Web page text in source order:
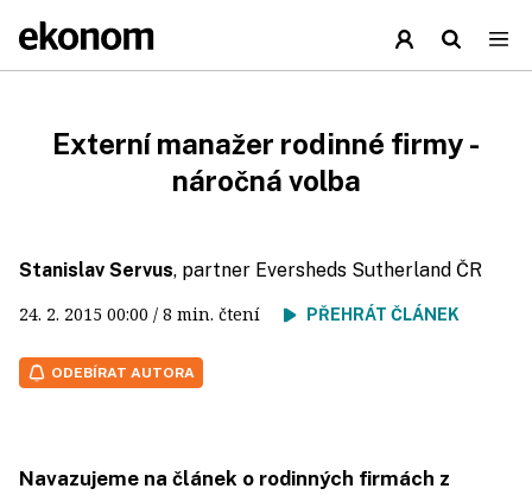
Externí manažer rodinné firmy -
náročná volba
Stanislav Servus, partner Eversheds Sutherland ČR
24. 2. 2015 00:00 / 8 min. čtení PŘEHRÁT ČLÁNEK
ODEBÍRAT AUTORA
Navazujeme na článek o rodinných firmách z